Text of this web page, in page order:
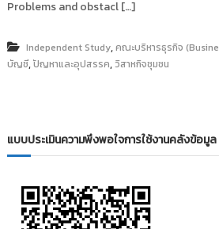
Problems and obstacl […]
Independent Study,คณะบริหารธุรกิจ
บัญชี,ปัญหาและอุปสรรค, วิสาหกิจชุมชน
แบบประเมินความพึงพอใจการใช้งานคลังข้อมูล